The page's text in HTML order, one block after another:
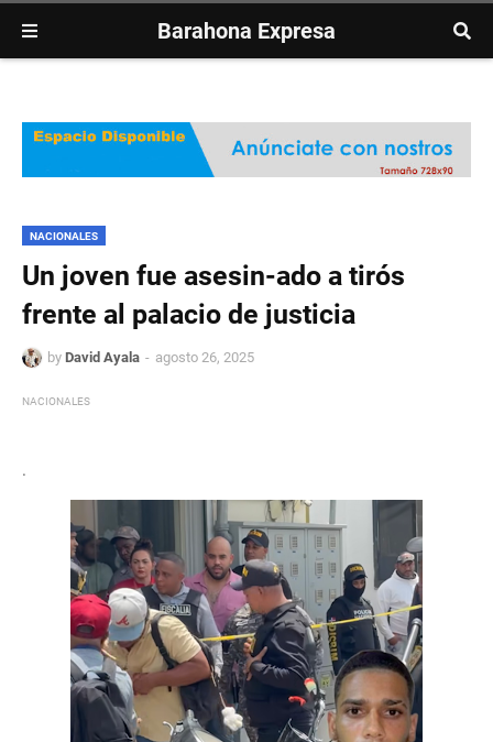
Barahona Expresa
NACIONALES
Un joven fue asesin-ado a tirós
frente al palacio de justicia
by David Ayala agosto 26, 2025
NACIONALES
.